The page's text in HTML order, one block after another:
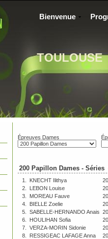
TOULOUSE
Bienvenue
Épreuves Dames
200 Papillon Dames - Séries
1.
KNECHT Ilithya
2. LEBON Louise
3. MOREAU Fauve
4. BIELLE Zoelie
5. SABELLE-HERNANDO Anais
6. HOULIHAN Sofia
7. VERZA-MORIN Sidonie
8. RESSIGEAC LAFAGE Anna